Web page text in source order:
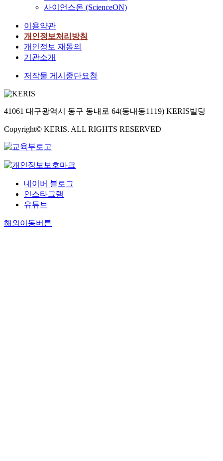
사이언스온 (ScienceON)
이용약관
개인정보처리방침
개인정보 재동의
기관소개
저작물 게시중단요청
41061 대구광역시 동구 동내로 64(동내동1119) KERIS빌딩
Copyright© KERIS. ALL RIGHTS RESERVED
네이버 블로그
인스타그램
유튜브
해외이동버튼